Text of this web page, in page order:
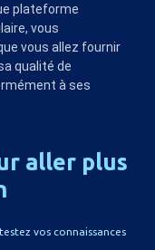
plateforme
vous
vous allez fournir
qualité de
à ses
aller plus
vos connaissances